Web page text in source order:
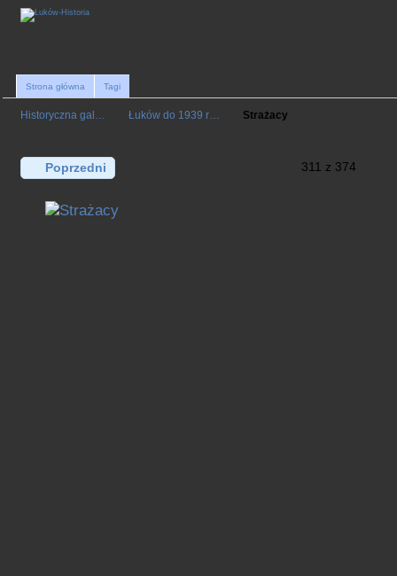
Strona główna Tagi
Historyczna gal… Łuków do 1939 r… Strażacy
Poprzedni 311 z 374